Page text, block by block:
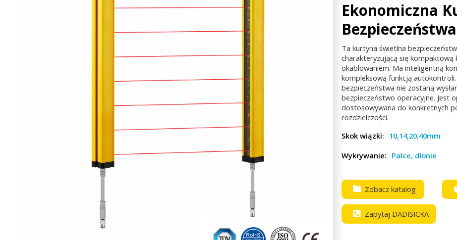
Ekonomiczna
Bezpieczeństwa
Ta kurtyna świetlna
charakteryzującą się kompaktową
okablowaniem. Ma inteligentną
kompleksową funkcją
bezpieczeństwa nie zostaną
bezpieczeństwo operacyjne. Jest
dostosowywana do konkretnych
rozdzielczości.
Skok wiązki: 10,14,20,40mm
Wykrywanie: Palce, dłonie
Zobacz katalog
Zapytaj DADISICKA